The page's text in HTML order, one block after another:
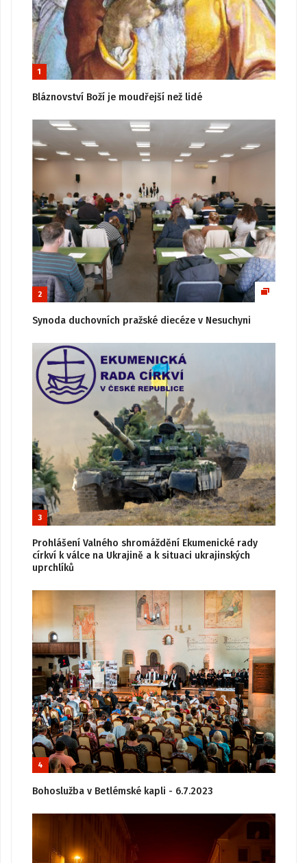
1
Bláznovství Boží je moudřejší než lidé
2
Synoda duchovních pražské diecéze v Nesuchyni
3
Prohlášení Valného shromáždění Ekumenické rady
církví k válce na Ukrajině a k situaci ukrajinských
uprchlíků
4
Bohoslužba v Betlémské kapli - 6.7.2023